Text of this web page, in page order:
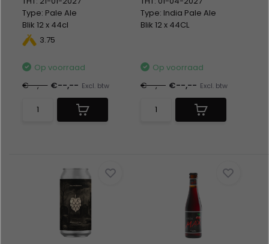
Type: Pale Ale
Blik 12 x 44cl
Alc %: 5,30
Statiegeld: Blik 12x0,15
3.75
Op voorraad
€--,-- €--,-- Excl. btw
Type: India Pale Ale
Blik 12 x 44CL
Op voorraad
€--,-- €--,-- Excl. btw